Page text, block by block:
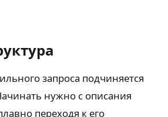
запроса подчиняется
нужно с описания
переходя к его